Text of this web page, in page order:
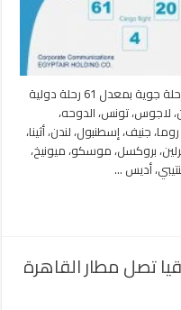
اليوم
مغلقة
تسير مصر للطيران اليوم الأحد 18 يوليو 85 رحلة جوية بمعدل 61 رحلة دولية
لاجوس، تونس، الدوحه،
جنيف، إسطنبول، لندن، أثينا،
بروكسل، موسكو، ميونيخ،
أديس …
تصل مطار القاهرة